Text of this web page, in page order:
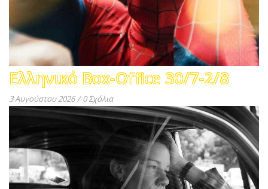
Ελληνικό Box-Office 30/7-2/8
3 Αυγούστου 2026 / 0 Σχόλια